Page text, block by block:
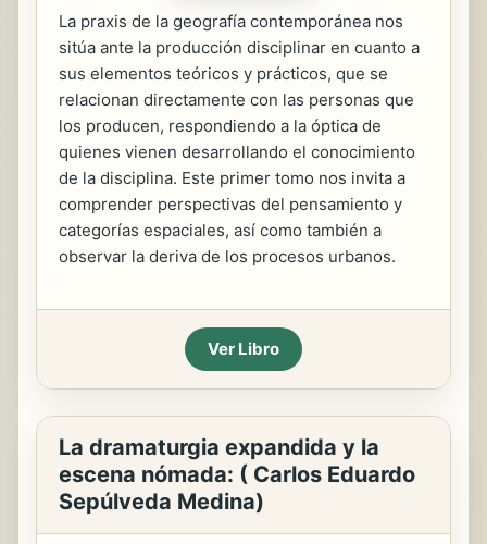
La praxis de la geografía contemporánea nos
sitúa ante la producción disciplinar en cuanto a
sus elementos teóricos y prácticos, que se
relacionan directamente con las personas que
los producen, respondiendo a la óptica de
quienes vienen desarrollando el conocimiento
de la disciplina. Este primer tomo nos invita a
comprender perspectivas del pensamiento y
categorías espaciales, así como también a
observar la deriva de los procesos urbanos.
Ver Libro
La dramaturgia expandida y la
escena nómada: ( Carlos Eduardo
Sepúlveda Medina)